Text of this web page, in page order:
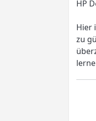
HP
Hier
zu